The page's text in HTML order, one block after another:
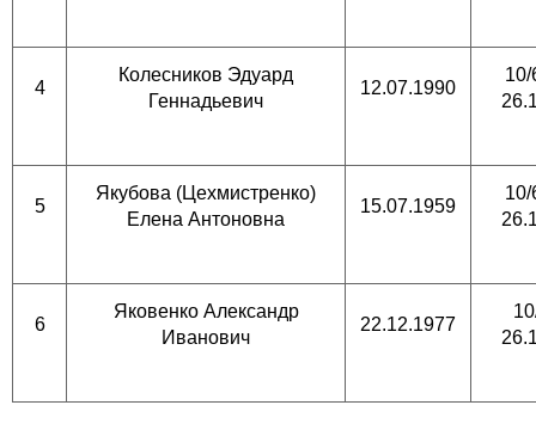
4
Колесников Эдуард
Геннадьевич
12.07.1990
10/
5
Якубова (Цехмистренко)
Елена Антоновна
15.07.1959
10/
6
Яковенко Александр
Иванович
22.12.1977